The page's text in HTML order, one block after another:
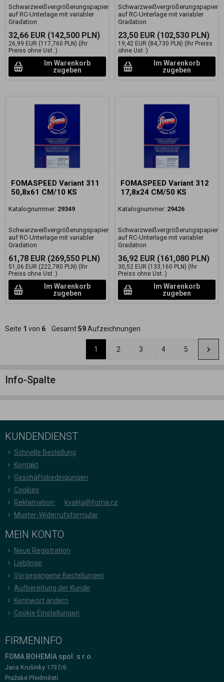
Schwarzweißvergrößerungspapier
auf RC-Unterlage mit variabler
Gradation
32,66 EUR (142,500 PLN)
26,99 EUR (117,760 PLN) (Ihr
Preiss ohne Ust.:)
Im Warenkorb
zugeben
Schwarzweißvergrößerungspapier
auf RC-Unterlage mit variabler
Gradation
23,50 EUR (102,530 PLN)
19,42 EUR (84,730 PLN) (Ihr Preiss
ohne Ust.:)
Im Warenkorb
zugeben
FOMASPEED Variant 311
50,8x61 CM/10 KS
Katalognummer: 29349
Schwarzweißvergrößerungspapier
auf RC-Unterlage mit variabler
Gradation
61,78 EUR (269,550 PLN)
51,06 EUR (222,780 PLN) (Ihr
Preiss ohne Ust.:)
Im Warenkorb
zugeben
FOMASPEED Variant 312
17,8x24 CM/50 KS
Katalognummer: 29426
Schwarzweißvergrößerungspapier
auf RC-Unterlage mit variabler
Gradation
36,92 EUR (161,080 PLN)
30,52 EUR (133,160 PLN) (Ihr
Preiss ohne Ust.:)
Im Warenkorb
zugeben
Seite 1 von 6 Gesamt59Aufzeichnungen
1 2 3 4 5
Info-Spalte
KUNDENDIENST
Schnelle Bestellung
Kontakt
Geschäftsbedingungen
Cookies
Reklamation:
kvalita@foma.cz
Muster-Widerrufsformular
MEIN KONTO
Neue Registration
Lieblinge
Vorgegangene Bestellungen
Aufbereitung der Kunde
Kennwort ändern
Cookie Einstellungen
FIRMENINFO
FOMA BOHEMIA spol. s r.o.
Jana Krušinky 1737/6
Pražské Předměstí